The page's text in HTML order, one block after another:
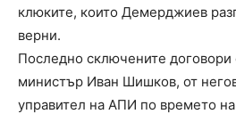
клюките, които Демерджиев
Последно сключените договори
министър Иван Шишков, от
управител на АПИ по времето на